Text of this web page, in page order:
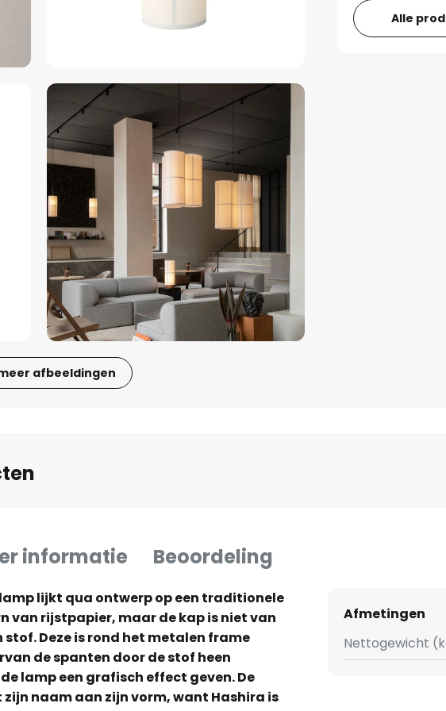
afbeeldingen
Alle
informatie Beoordeling
lijkt qua ontwerp op een traditionele
van rijstpapier, maar de kap is niet van
Deze is rond het metalen frame
de spanten door de stof heen
lamp een grafisch effect geven. De
naam aan zijn vorm, want Hashira is
Afmetingen
Nettogewicht